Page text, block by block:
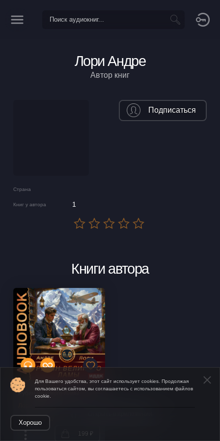
Лори Андре
Автор книг
Страна
Книг у автора 1
Подписаться
Книги автора
Рубин Великого Ламы
199 ₽
Для Вашего удобства, этот сайт использует cookies. Продолжая
пользоваться сайтом, вы соглашаетесь с использованием файлов
cookie.
Хорошо